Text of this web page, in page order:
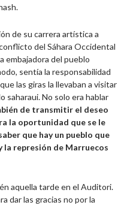
de su carrera artística a
del Sáhara Occidental
embajadora del pueblo
sentía la responsabilidad
las giras la llevaban a visitar
saharaui. No solo era hablar
de transmitir el deseo
la oportunidad que se le
que hay un pueblo que
la represión de Marruecos
aquella tarde en el Auditori.
dar las gracias no por la